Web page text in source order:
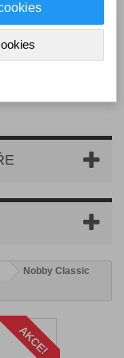
Nobby Classic
AKCE!